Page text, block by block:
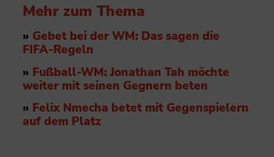
Mehr zum Thema
» Gebet bei der WM: Das sagen die
FIFA-Regeln
» Fußball-WM: Jonathan Tah möchte
weiter mit seinen Gegnern beten
» Felix Nmecha betet mit Gegenspielern
auf dem Platz